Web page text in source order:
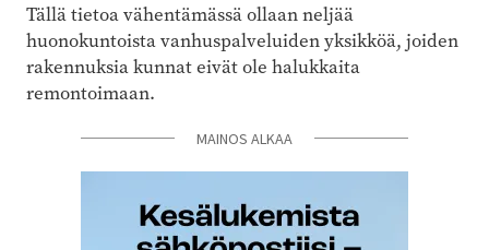
Tällä tietoa vähentämässä ollaan neljää
huonokuntoista vanhuspalveluiden yksikköä, joiden
rakennuksia kunnat eivät ole halukkaita
remontoimaan.
MAINOS ALKAA